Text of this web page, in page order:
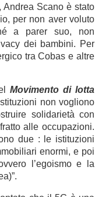
Scano è stato
per non aver voluto
a parer suo, non
dei bambini. Per
tra Cobas e altre
Movimento di lotta
non vogliono
solidarietà con
alle occupazioni.
due : le istituzioni
enormi, e poi
l’egoismo e la